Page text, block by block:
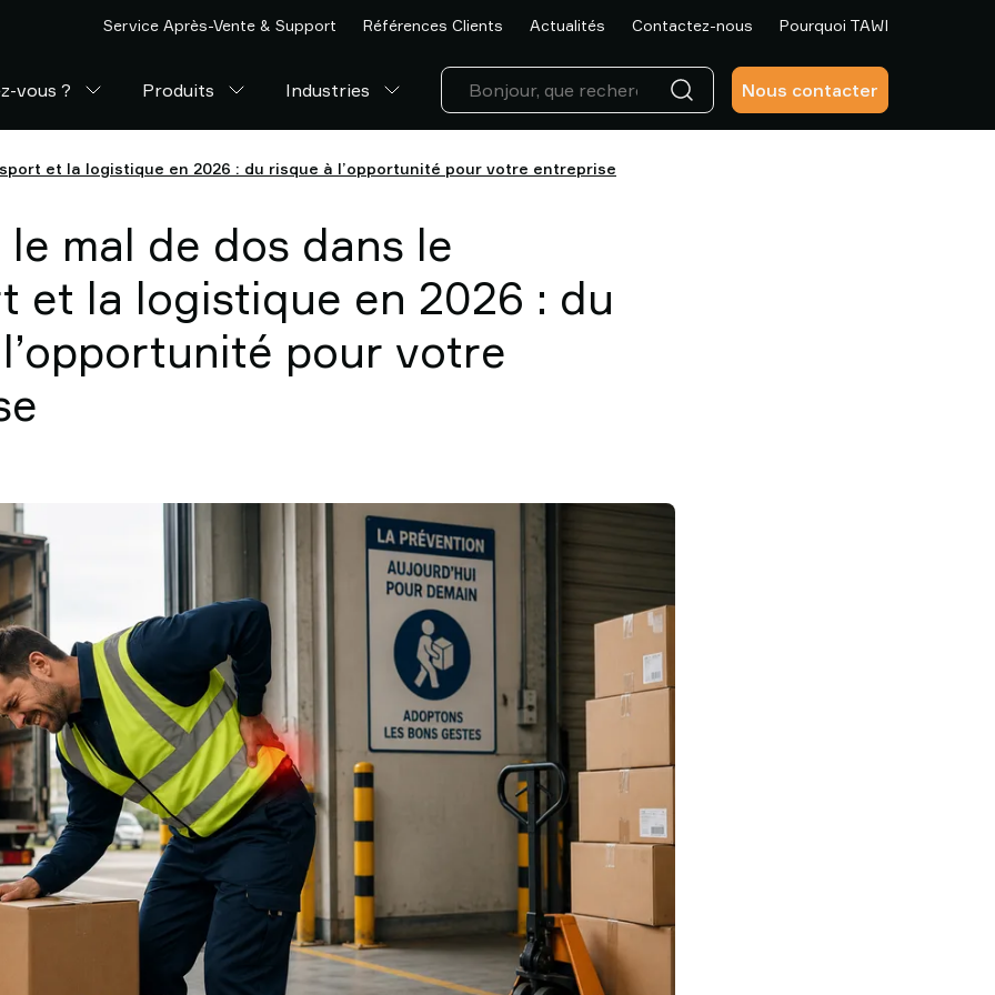
Service Après-Vente & Support Références Clients Actualités Contactez-nous Pourquoi TAWI
vous ? Produits Industries Nous contacter
et la logistique en 2026 : du risque à l’opportunité pour votre entreprise
mal de dos dans le
et la logistique en 2026 : du
pour votre